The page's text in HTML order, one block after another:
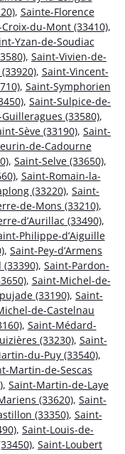
, Sainte-Florence
du-Mont (33410),
Yzan-de-Soudiac
, Saint-Vivien-de-
, Saint-Vincent-
, Saint-Symphorien
, Saint-Sulpice-de-
(33580),
Sève (33190), Saint-
de-Cadourne
, Saint-Selve (33650),
, Saint-Romain-la-
(33220), Saint-
de-Mons (33210),
d’Aurillac (33490),
Philippe-d’Aiguille
, Saint-Pey-d’Armens
(33390), Saint-Pardon-
, Saint-Michel-de-
(33190), Saint-
de-Castelnau
, Saint-Médard-
(33230), Saint-
du-Puy (33540),
Martin-de-Sescas
, Saint-Martin-de-Laye
(33620), Saint-
(33350), Saint-
, Saint-Louis-de-
, Saint-Loubert